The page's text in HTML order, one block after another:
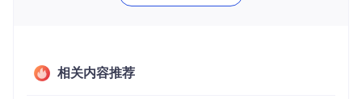
架构灵活性 ：支持从简单聊天机器人到复杂多代理系统的全
场景需求
相关内容推荐